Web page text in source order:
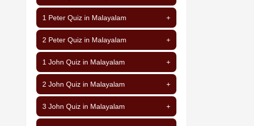
1 Peter Quiz in Malayalam +
2 Peter Quiz in Malayalam +
1 John Quiz in Malayalam +
2 John Quiz in Malayalam +
3 John Quiz in Malayalam +